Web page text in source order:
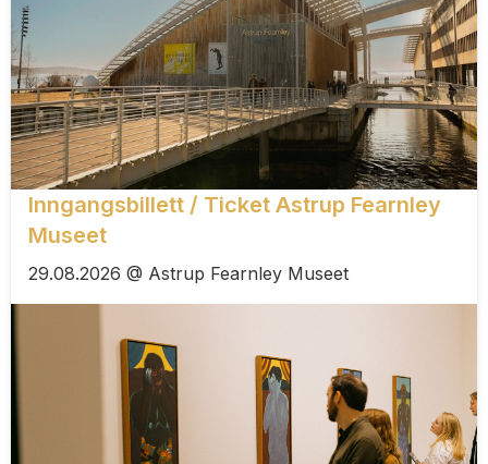
Inngangsbillett / Ticket Astrup Fearnley
Museet
29.08.2026 @ Astrup Fearnley Museet